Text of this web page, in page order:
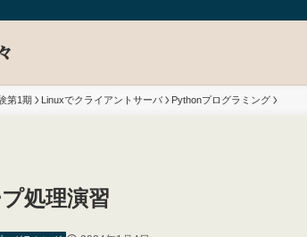
第1期 Linuxでクライアントサーバ Pythonプログラミング
処理演習